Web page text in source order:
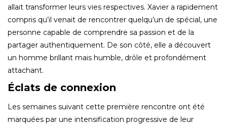
allait transformer leurs vies respectives. Xavier a rapidement
compris qu’il venait de rencontrer quelqu’un de spécial, une
personne capable de comprendre sa passion et de la
partager authentiquement. De son côté, elle a découvert
un homme brillant mais humble, drôle et profondément
attachant.
Éclats de connexion
Les semaines suivant cette première rencontre ont été
marquées par une intensification progressive de leur